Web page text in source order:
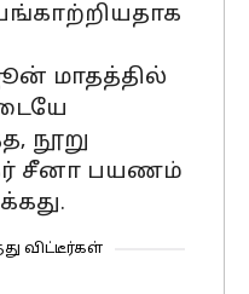
மாதத்தில்
நூறு
சீனா பயணம்
விட்டீர்கள்